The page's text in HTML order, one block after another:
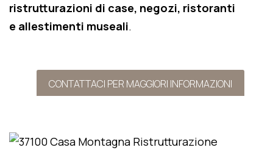
ristrutturazioni di case, negozi, ristoranti
e allestimenti museali.
CONTATTACI PER MAGGIORI INFORMAZIONI